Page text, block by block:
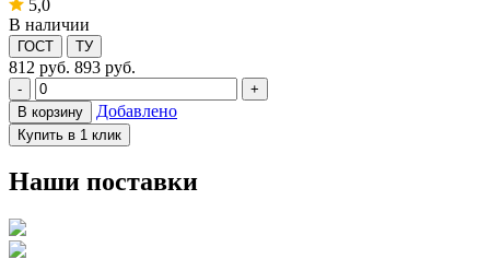
5,0
В наличии
ГОСТ ТУ
812 руб. 893 руб.
-
+
В корзину
Добавлено
Купить в 1 клик
Наши поставки